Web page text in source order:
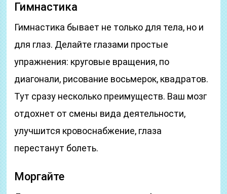
Гимнастика
Гимнастика бывает не только для тела, но и
для глаз. Делайте глазами простые
упражнения: круговые вращения, по
диагонали, рисование восьмерок, квадратов.
Тут сразу несколько преимуществ. Ваш мозг
отдохнет от смены вида деятельности,
улучшится кровоснабжение, глаза
перестанут болеть.
Моргайте